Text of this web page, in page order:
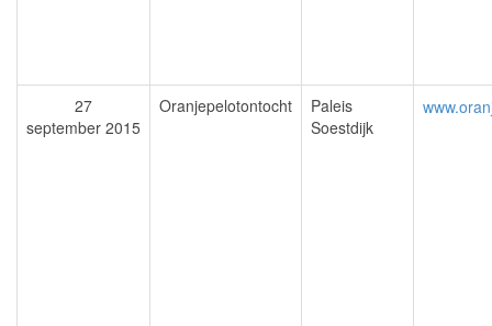
27
september 2015
Oranjepelotontocht
Paleis
Soestdijk